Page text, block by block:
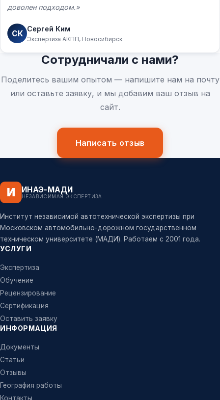
доволен подходом.
СК Сергей Ким
Экспертиза АКПП, Новосибирск
Сотрудничали с нами?
Поделитесь вашим опытом — напишите нам на почту
или оставьте заявку, и мы добавим ваш отзыв на
сайт.
Написать отзыв
И ИНАЭ-МАДИ
НЕЗАВИСИМАЯ ЭКСПЕРТИЗА
Институт независимой автотехнической экспертизы при
Московском автомобильно-дорожном государственном
техническом университете (МАДИ). Работаем с 2001 года.
УСЛУГИ
Экспертиза
Обучение
Рецензирование
Сертификация
Оставить заявку
ИНФОРМАЦИЯ
Документы
Статьи
Отзывы
География работы
Контакты